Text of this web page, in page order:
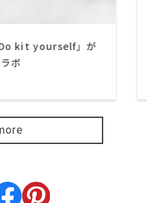
Do kit yourself」が
ボ